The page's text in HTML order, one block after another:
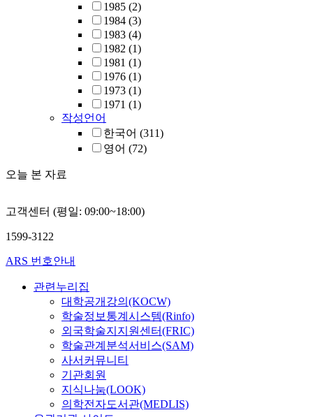
1985 (2)
1984 (3)
1983 (4)
1982 (1)
1981 (1)
1976 (1)
1973 (1)
1971 (1)
작성언어
한국어 (311)
영어 (72)
오늘 본 자료
고객센터 (평일: 09:00~18:00)
1599-3122
ARS 번호안내
관련누리집
대학공개강의(KOCW)
학술정보통계시스템(Rinfo)
외국학술지지원센터(FRIC)
학술관계분석서비스(SAM)
사서커뮤니티
기관회원
지식나눔(LOOK)
의학전자도서관(MEDLIS)